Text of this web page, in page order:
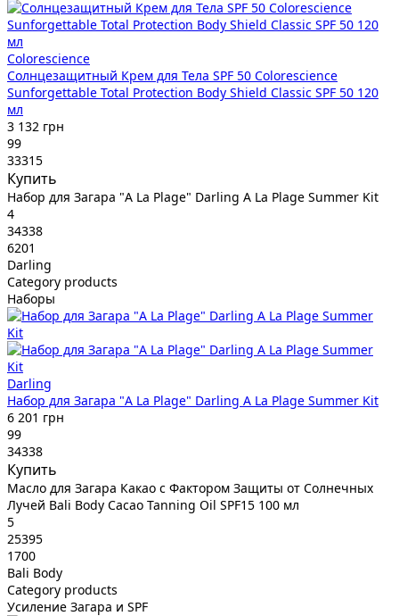
Colorescience
Солнцезащитный Крем для Тела SPF 50 Colorescience
Sunforgettable Total Protection Body Shield Classic SPF 50 120
мл
3 132 грн
99
33315
Купить
Набор для Загара "A La Plage" Darling A La Plage Summer Kit
4
34338
6201
Darling
Category products
Наборы
Darling
Набор для Загара "A La Plage" Darling A La Plage Summer Kit
6 201 грн
99
34338
Купить
Масло для Загара Какао с Фактором Защиты от Солнечных
Лучей Bali Body Cacao Tanning Oil SPF15 100 мл
5
25395
1700
Bali Body
Category products
Усиление Загара и SPF